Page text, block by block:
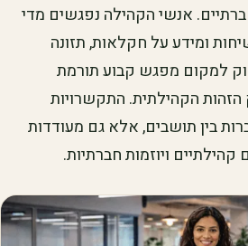
אנשי הקהילה נפגשים מדי
ומידע על חקלאות, תזונה
למקום מפגש קבוע תורמת
הזהות הקהילתית. התקשרויות
בין תושבים, אלא גם מעודדות
ויוזמות חברתיות.